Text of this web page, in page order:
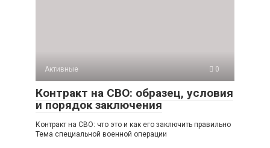
Активные 0
Контракт на СВО: образец, условия
и порядок заключения
Контракт на СВО: что это и как его заключить правильно
Тема специальной военной операции